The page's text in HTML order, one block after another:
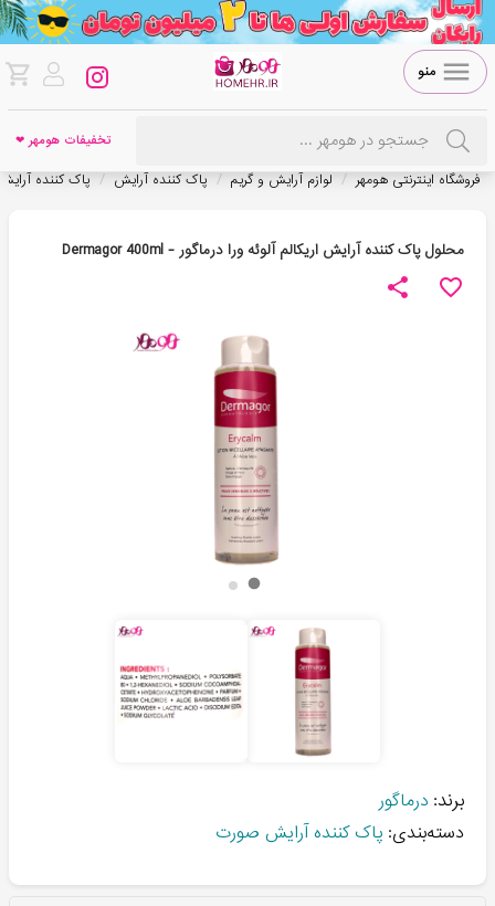
منو
تخفیفات هومهر ❤
فروشگاه اینترنتی هومهر / لوازم آرایش و گریم / پاک کننده آرایش / پاک کننده
محلول پاک کننده آرایش اریکالم آلوئه ورا درماگور - Dermagor 400ml
برند: درماگور
دسته‌بندی: پاک کننده آرایش صورت